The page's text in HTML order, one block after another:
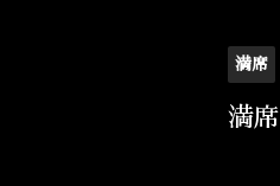
満席
満席